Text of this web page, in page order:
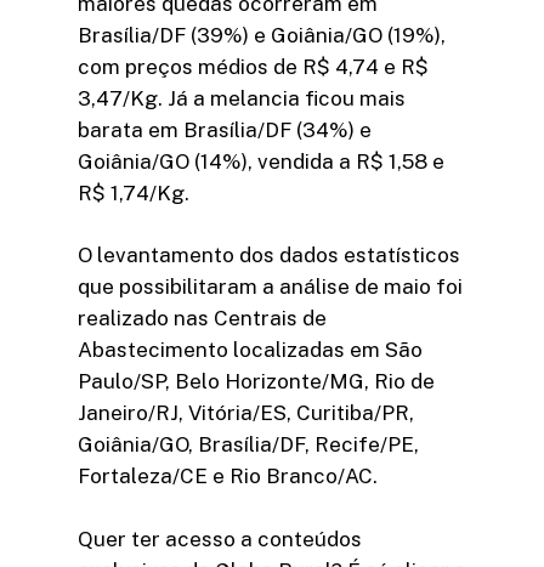
Brasília/DF (39%) e Goiânia/GO (19%),
com preços médios de R$ 4,74 e R$
3,47/Kg. Já a melancia ficou mais
barata em Brasília/DF (34%) e
Goiânia/GO (14%), vendida a R$ 1,58 e
R$ 1,74/Kg.
O levantamento dos dados estatísticos
que possibilitaram a análise de maio foi
realizado nas Centrais de
Abastecimento localizadas em São
Paulo/SP, Belo Horizonte/MG, Rio de
Janeiro/RJ, Vitória/ES, Curitiba/PR,
Goiânia/GO, Brasília/DF, Recife/PE,
Fortaleza/CE e Rio Branco/AC.
Quer ter acesso a conteúdos